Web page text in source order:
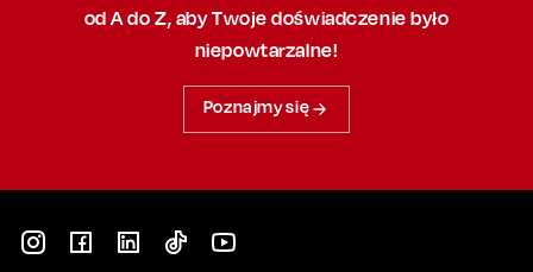
od A do Z, abyTwoje doświadczenie było
niepowtarzalne!
Poznajmy się